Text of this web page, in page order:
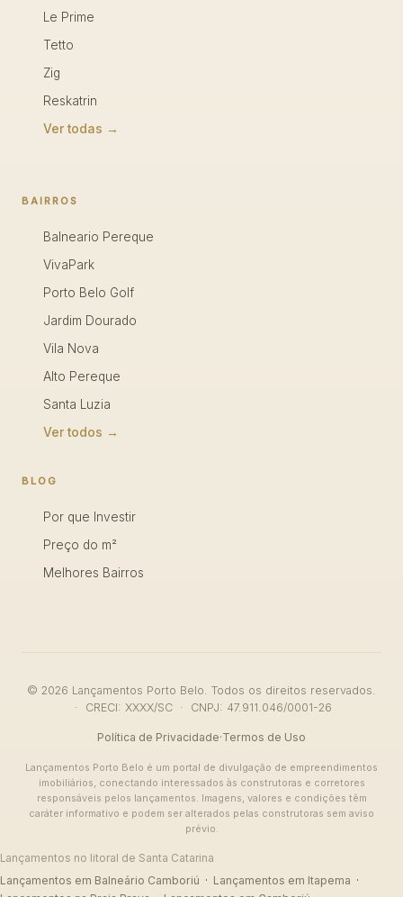
Le Prime
Tetto
Zig
Reskatrin
Ver todas →
BAIRROS
Balneario Pereque
VivaPark
Porto Belo Golf
Jardim Dourado
Vila Nova
Alto Pereque
Santa Luzia
Ver todos →
BLOG
Por que Investir
Preço do m²
Melhores Bairros
© 2026 Lançamentos Porto Belo. Todos os direitos reservados.
· CRECI: XXXX/SC · CNPJ: 47.911.046/0001-26
Política de Privacidade·Termos de Uso
Lançamentos Porto Belo é um portal de divulgação de empreendimentos
imobiliários, conectando interessados às construtoras e corretores
responsáveis pelos lançamentos. Imagens, valores e condições têm
caráter informativo e podem ser alterados pelas construtoras sem aviso
prévio.
Lançamentos no litoral de Santa Catarina
Lançamentos em Balneário Camboriú · Lançamentos em Itapema ·